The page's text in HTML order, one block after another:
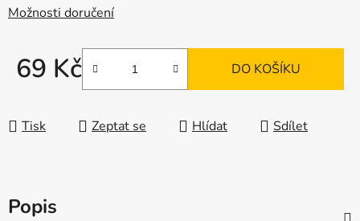
Možnosti doručení
69 Kč
Měrná cena:
DO KOŠÍKU
Tisk Zeptat se Hlídat Sdílet
Popis